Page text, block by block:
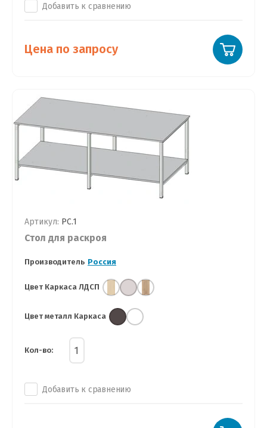
Добавить к сравнению
Цена по запросу
Артикул: РС.1
Стол для раскроя
Производитель Россия
Цвет Каркаса ЛДСП
Цвет металл Каркаса
Кол-во:
Добавить к сравнению